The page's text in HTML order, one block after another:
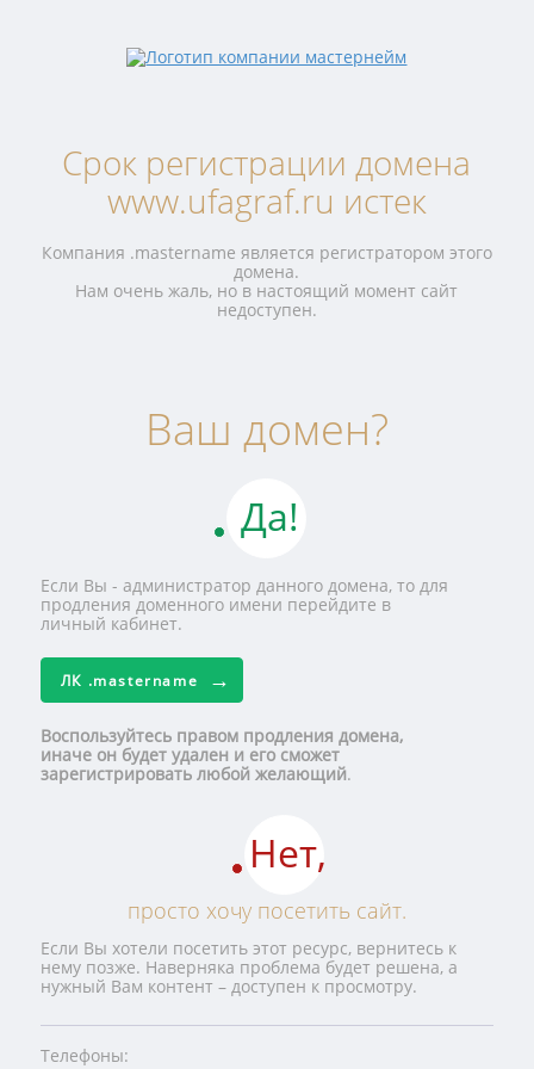
Срок регистрации домена
www.ufagraf.ru истек
Компания .mastername является регистратором этого
домена.
Нам очень жаль, но в настоящий момент сайт
недоступен.
Ваш домен?
Да!
Если Вы - администратор данного домена, то для
продления доменного имени перейдите в
личный кабинет.
ЛК .mastername
Воспользуйтесь правом продления домена,
иначе он будет удален и его сможет
зарегистрировать любой желающий.
Нет,
просто хочу посетить сайт.
Если Вы хотели посетить этот ресурс, вернитесь к
нему позже. Наверняка проблема будет решена, а
нужный Вам контент – доступен к просмотру.
Телефоны: